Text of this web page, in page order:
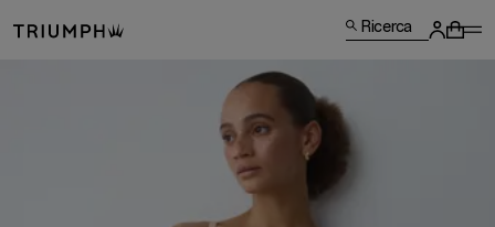
Ricerca